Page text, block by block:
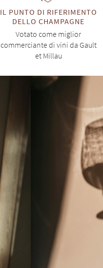
IL PUNTO DI RIFERIMENTO
DELLO CHAMPAGNE
Votato come miglior
commerciante di vini da Gault
et Millau